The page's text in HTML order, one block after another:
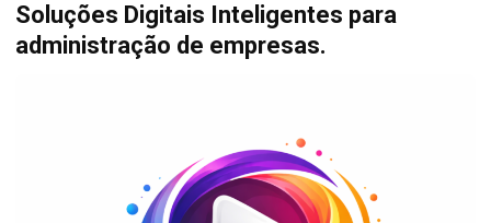
Soluções Digitais Inteligentes para
administração de empresas.